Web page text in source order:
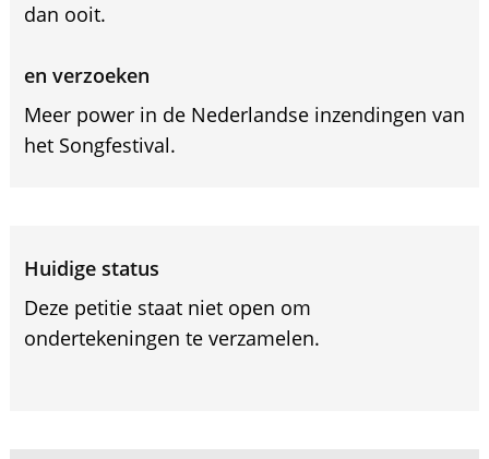
dan ooit.
en verzoeken
Meer power in de Nederlandse inzendingen van
het Songfestival.
Huidige status
Deze petitie staat niet open om
ondertekeningen te verzamelen.